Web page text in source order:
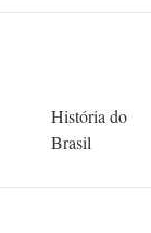
História do
Brasil